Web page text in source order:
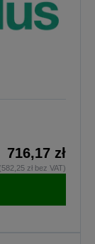
716,17 zł
zł bez VAT)